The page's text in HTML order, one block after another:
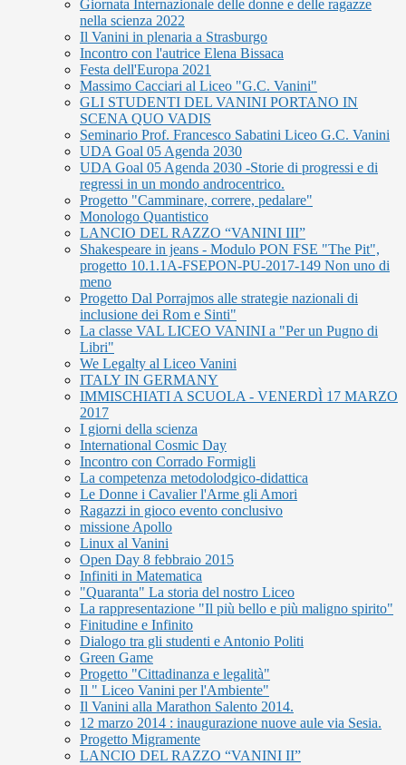
Giornata Internazionale delle donne e delle ragazze
nella scienza 2022
Il Vanini in plenaria a Strasburgo
Incontro con l'autrice Elena Bissaca
Festa dell'Europa 2021
Massimo Cacciari al Liceo "G.C. Vanini"
GLI STUDENTI DEL VANINI PORTANO IN
SCENA QUO VADIS
Seminario Prof. Francesco Sabatini Liceo G.C. Vanini
UDA Goal 05 Agenda 2030
UDA Goal 05 Agenda 2030 -Storie di progressi e di
regressi in un mondo androcentrico.
Progetto "Camminare, correre, pedalare"
Monologo Quantistico
LANCIO DEL RAZZO “VANINI III”
Shakespeare in jeans - Modulo PON FSE "The Pit",
progetto 10.1.1A-FSEPON-PU-2017-149 Non uno di
meno
Progetto Dal Porrajmos alle strategie nazionali di
inclusione dei Rom e Sinti"
La classe VAL LICEO VANINI a "Per un Pugno di
Libri"
We Legalty al Liceo Vanini
ITALY IN GERMANY
IMMISCHIATI A SCUOLA - VENERDÌ 17 MARZO
2017
I giorni della scienza
International Cosmic Day
Incontro con Corrado Formigli
La competenza metodolodgico-didattica
Le Donne i Cavalier l'Arme gli Amori
Ragazzi in gioco evento conclusivo
missione Apollo
Linux al Vanini
Open Day 8 febbraio 2015
Infiniti in Matematica
"Quaranta" La storia del nostro Liceo
La rappresentazione "Il più bello e più maligno spirito"
Finitudine e Infinito
Dialogo tra gli studenti e Antonio Politi
Green Game
Progetto "Cittadinanza e legalità"
Il " Liceo Vanini per l'Ambiente"
Il Vanini alla Marathon Salento 2014.
12 marzo 2014 : inaugurazione nuove aule via Sesia.
Progetto Migramente
LANCIO DEL RAZZO “VANINI II”